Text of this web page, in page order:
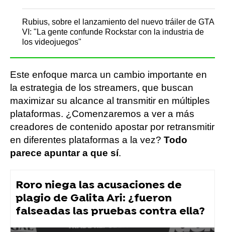
Rubius, sobre el lanzamiento del nuevo tráiler de GTA
VI: "La gente confunde Rockstar con la industria de
los videojuegos"
Este enfoque marca un cambio importante en
la estrategia de los streamers, que buscan
maximizar su alcance al transmitir en múltiples
plataformas. ¿Comenzaremos a ver a más
creadores de contenido apostar por retransmitir
en diferentes plataformas a la vez? Todo
parece apuntar a que sí.
Roro niega las acusaciones de
plagio de Galita Ari: ¿fueron
falseadas las pruebas contra ella?